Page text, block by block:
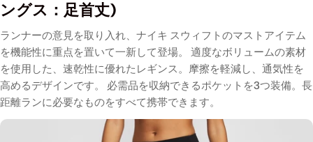
ングス：足首丈)
ランナーの意見を取り入れ、ナイキ スウィフトのマストアイテム
を機能性に重点を置いて一新して登場。 適度なボリュームの素材
を使用した、速乾性に優れたレギンス。摩擦を軽減し、通気性を
高めるデザインです。 必需品を収納できるポケットを3つ装備。長
距離ランに必要なものをすべて携帯できます。